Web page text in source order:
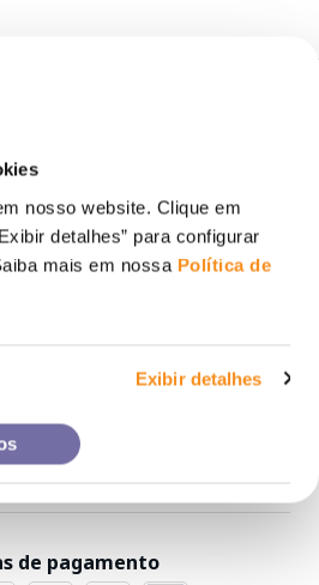
nosso website. Clique em
detalhes” para configurar
mais em nossa Política de
Exibir detalhes
de pagamento